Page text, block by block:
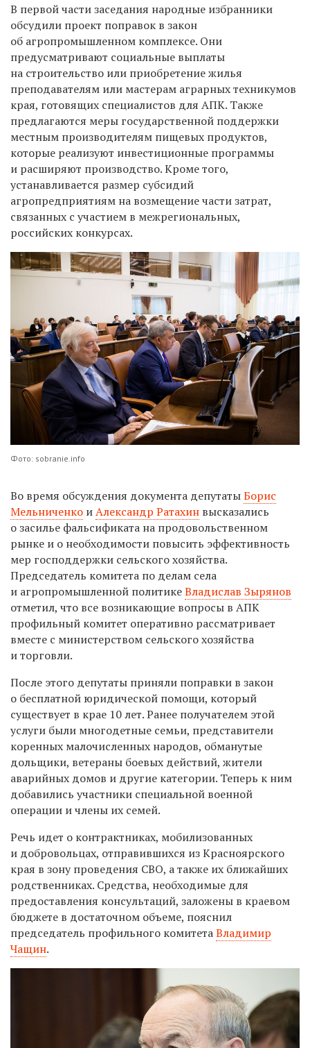
В первой части заседания народные избранники
обсудили проект поправок в закон
об агропромышленном комплексе. Они
предусматривают социальные выплаты
на строительство или приобретение жилья
преподавателям или мастерам аграрных техникумов
края, готовящих специалистов для АПК. Также
предлагаются меры государственной поддержки
местным производителям пищевых продуктов,
которые реализуют инвестиционные программы
и расширяют производство. Кроме того,
устанавливается размер субсидий
агропредприятиям на возмещение части затрат,
связанных с участием в межрегиональных,
российских конкурсах.
Фото: sobranie.info
Во время обсуждения документа депутатыБорис
Мельниченко иАлександр Ратахин высказались
о засилье фальсификата на продовольственном
рынке и о необходимости повысить эффективность
мер господдержки сельского хозяйства.
Председатель комитета по делам села
и агропромышленной политикеВладислав Зырянов
отметил, что все возникающие вопросы в АПК
профильный комитет оперативно рассматривает
вместе с министерством сельского хозяйства
и торговли.
После этого депутаты приняли поправки в закон
о бесплатной юридической помощи, который
существует в крае 10 лет. Ранее получателем этой
услуги были многодетные семьи, представители
коренных малочисленных народов, обманутые
дольщики, ветераны боевых действий, жители
аварийных домов и другие категории. Теперь к ним
добавились участники специальной военной
операции и члены их семей.
Речь идет о контрактниках, мобилизованных
и добровольцах, отправившихся из Красноярского
края в зону проведения СВО, а также их ближайших
родственниках. Средства, необходимые для
предоставления консультаций, заложены в краевом
бюджете в достаточном объеме, пояснил
председатель профильного комитетаВладимир
Чащин.